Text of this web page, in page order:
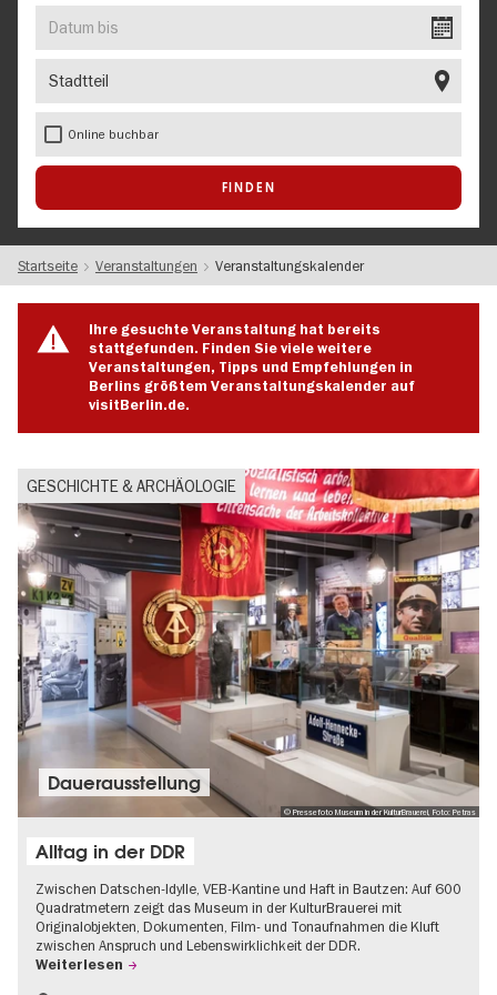
bis
Online buchbar
Startseite Veranstaltungen Veranstaltungskalender
Ihre gesuchte Veranstaltung hat bereits
stattgefunden. Finden Sie viele weitere
Veranstaltungen, Tipps und Empfehlungen in
Berlins größtem Veranstaltungskalender auf
visitBerlin.de.
GESCHICHTE & ARCHÄOLOGIE
© Pressefoto Museum in der KulturBrauerei, Foto: Petras
Dauer­aus­stel­lung
Alltag in der DDR
Zwischen Datschen-Idylle, VEB-Kantine und Haft in Bautzen: Auf 600
Quadratmetern zeigt das Museum in der KulturBrauerei mit
Originalobjekten, Dokumenten, Film- und Tonaufnahmen die Kluft
zwischen Anspruch und Lebenswirklichkeit der DDR.
Weiterlesen